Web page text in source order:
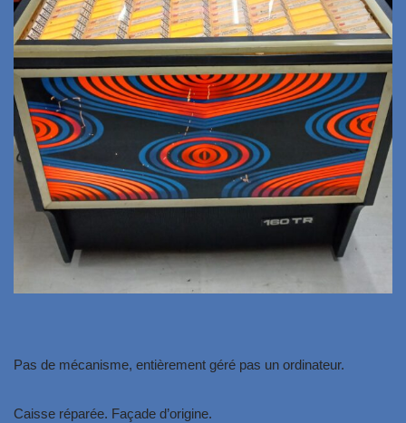
Pas de mécanisme, entièrement géré pas un ordinateur.
Caisse réparée. Façade d’origine.